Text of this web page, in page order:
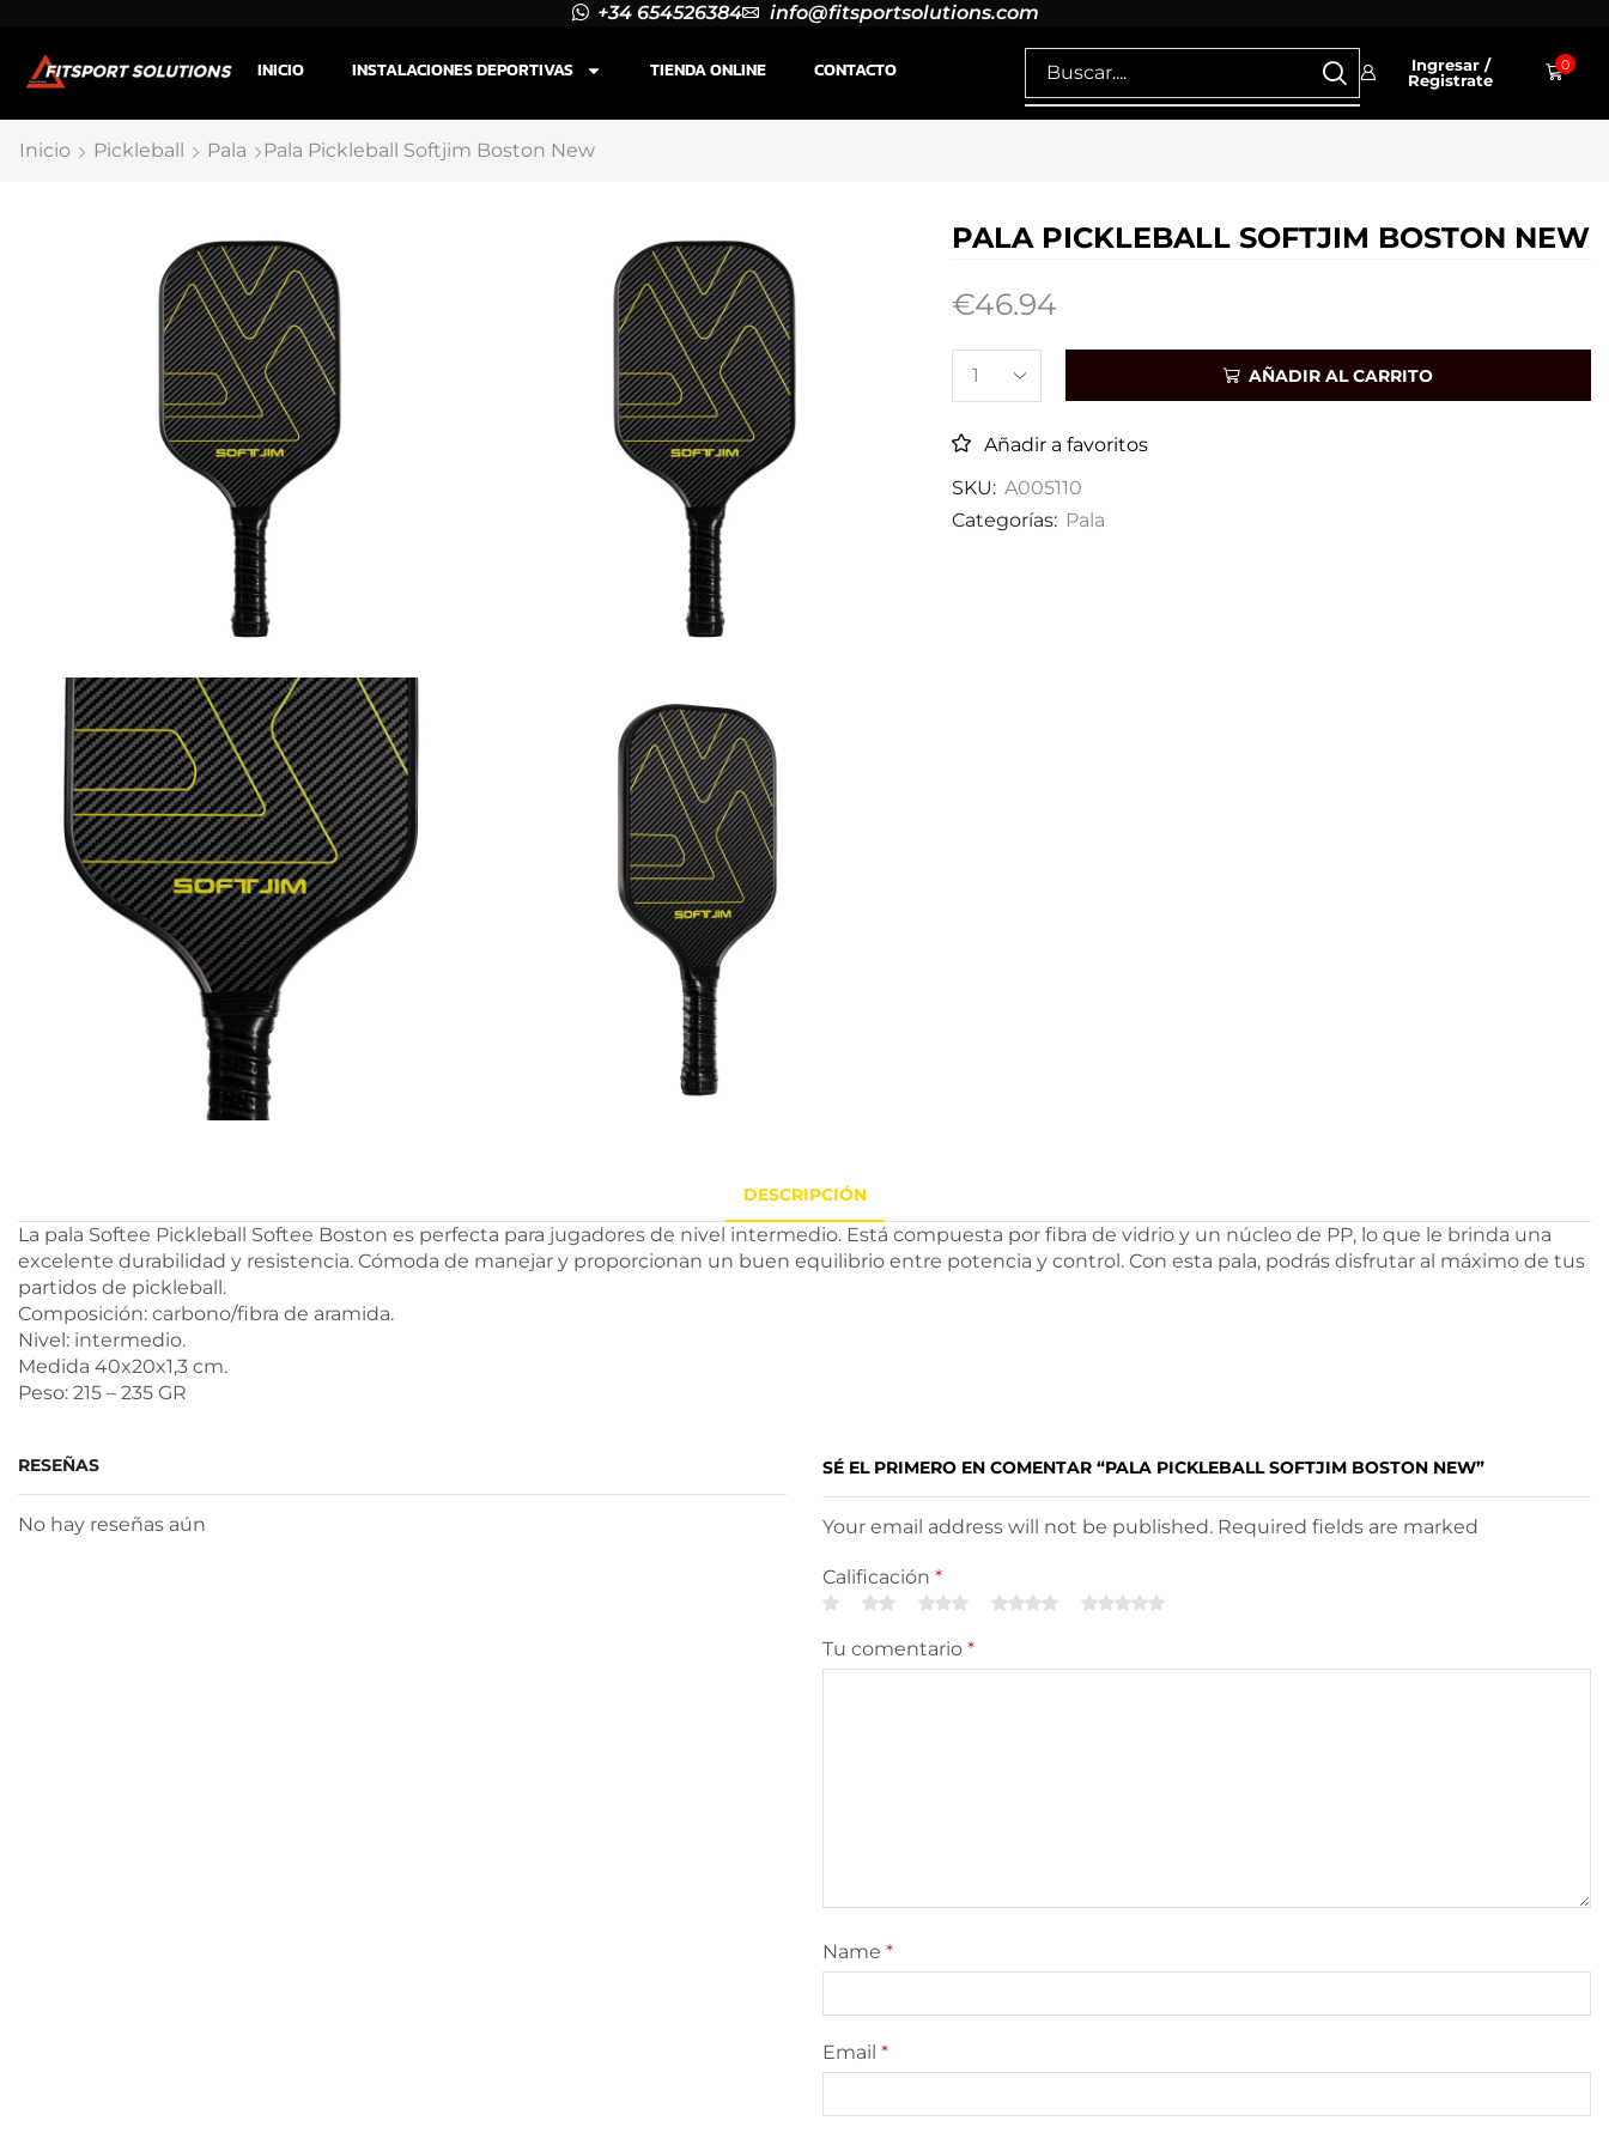
+34 654526384 info@fitsportsolutions.com
INICIO INSTALACIONES DEPORTIVAS TIENDA ONLINE CONTACTO
Ingresar /
Registrate
0
Inicio Pickleball Pala Pala Pickleball Softjim Boston New
PALA PICKLEBALL SOFTJIM BOSTON NEW
€46.94
AÑADIR AL CARRITO
Añadir a favoritos
SKU: A005110
Categorías: Pala
DESCRIPCIÓN
La pala Softee Pickleball Softee Boston es perfecta para jugadores de nivel intermedio. Está compuesta por fibra de vidrio y un núcleo de PP, lo que le brinda una
excelente durabilidad y resistencia. Cómoda de manejar y proporcionan un buen equilibrio entre potencia y control. Con esta pala, podrás disfrutar al máximo de tus
partidos de pickleball.
Composición: carbono/fibra de aramida.
Nivel: intermedio.
Medida 40x20x1,3 cm.
Peso: 215 – 235 GR
RESEÑAS
No hay reseñas aún
SÉ EL PRIMERO EN COMENTAR “PALA PICKLEBALL SOFTJIM BOSTON NEW”
Your email address will not be published. Required fields are marked
Calificación *
Tu comentario *
Name *
Email *